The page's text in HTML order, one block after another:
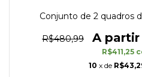
Conjunto de 2 quadros
R$480,99
R$411,25
10 x de